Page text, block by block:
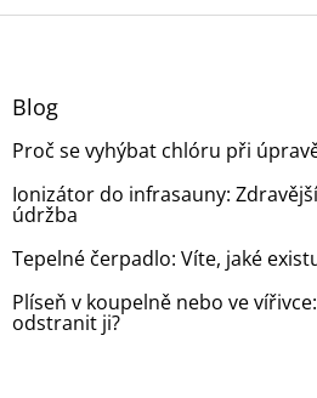
Z
Blog
Proč se vyhýbat chlóru při
Ionizátor do infrasauny:
údržba
Tepelné čerpadlo: Víte, jaké
Plíseň v koupelně nebo ve
odstranit ji?